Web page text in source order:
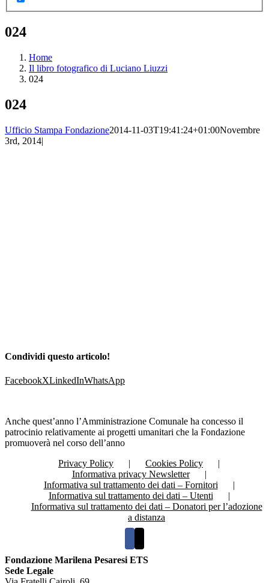
024
Home
Il libro fotografico di Luciano Liuzzi
024
024
Ufficio Stampa Fondazione2014-11-03T19:41:24+01:00Novembre
3rd, 2014|
Condividi questo articolo!
FacebookXLinkedInWhatsApp
Anche quest’anno l’Amministrazione Comunale ha concesso il
patrocinio relativamente ai progetti umanitari che la Fondazione
promuoverà nel corso dell’anno
Privacy Policy
Cookies Policy
Informativa privacy Newsletter
Informativa sul trattamento dei dati – Fornitori
Informativa sul trattamento dei dati – Utenti
Informativa sul trattamento dei dati – Donatori per l’adozione
a distanza
Fondazione Marilena Pesaresi ETS
Sede Legale